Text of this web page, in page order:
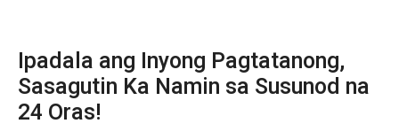
Ipadala ang Inyong Pagtatanong,
Sasagutin Ka Namin sa Susunod na
24 Oras!